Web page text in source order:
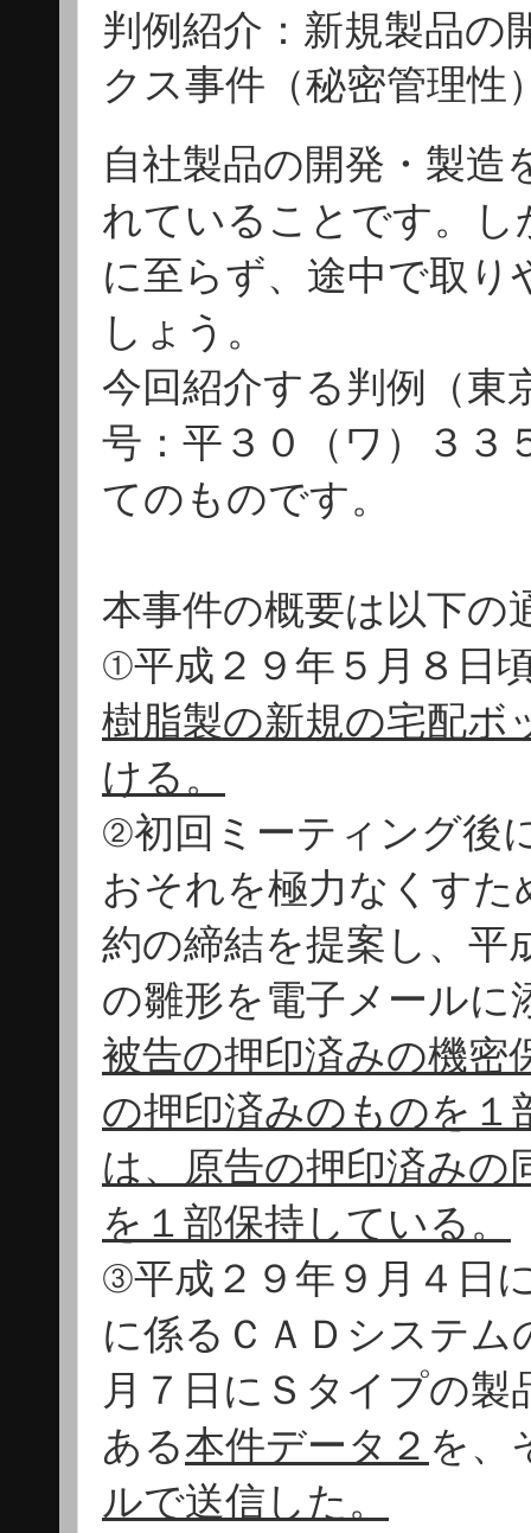
判例紹介：新規製品
クス事件（秘密管理性
自社製品の開発・製造
れていることです。
に至らず、途中で取
しょう。
今回紹介する判例（
号：平３０（ワ）３３
てのものです。
本事件の概要は以下の
①平成２９年５月８日
樹脂製の新規の宅配ボ
ける。
②初回ミーティング後
おそれを極力なくすた
約の締結を提案し、平
の雛形を電子メールに
被告の押印済みの機密
の押印済みのものを１
は、原告の押印済みの
を１部保持している。
③平成２９年９月４日
に係るＣＡＤシステム
月７日にＳタイプの
ある本件データ２ を、
ルで送信した。